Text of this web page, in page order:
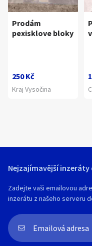
Prodám
pexisklove bloky
250 Kč
Kraj Vysočina
Nejzajímavější inzeráty
Zadejte vaši emailovou
inzerátu z našeho serveru